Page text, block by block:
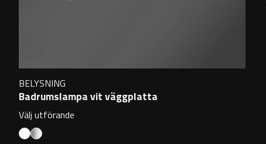
BELYSNING
Badrumslampa vit väggplatta
Välj utförande